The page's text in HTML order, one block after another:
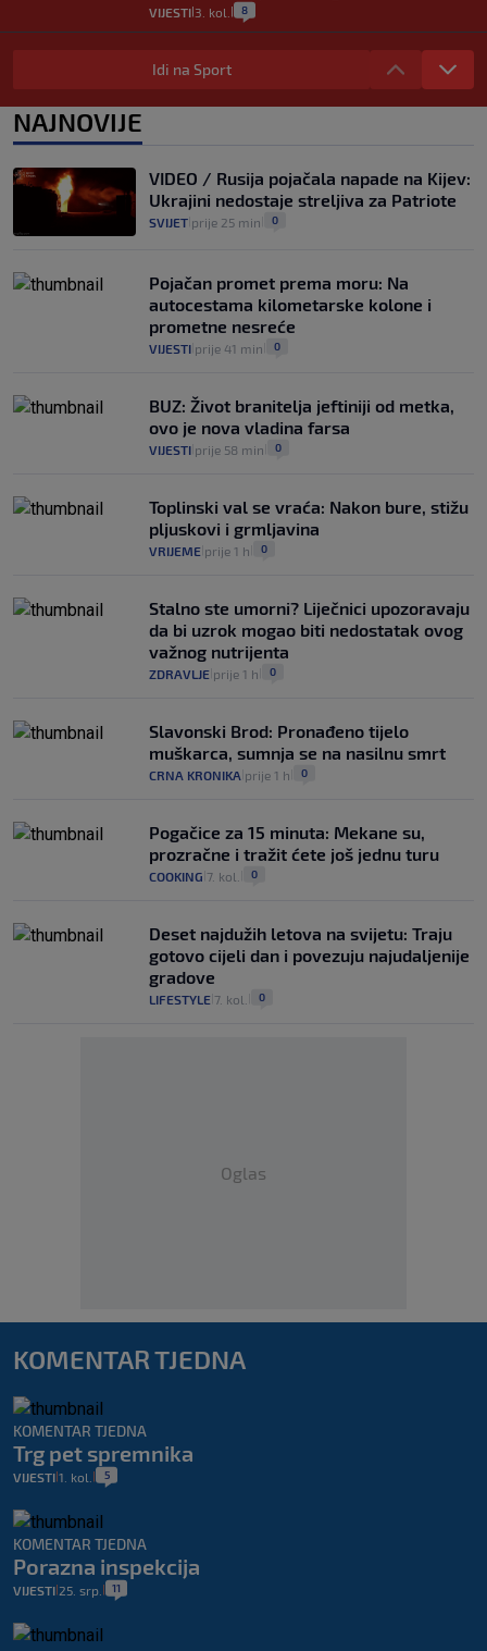
VIJESTI 3. kol. 8
Selidba je jedno od stresnijih iskustava.
Evo aktualnih cijena i nekoliko savjeta
VIJESTI 2. kol. 0
automobilom na Hvar iz Zagreba, a
koliko iz Osijeka
VIJESTI 2. kol. 14
Idi na Sport
NAJNOVIJE
VIDEO / Rusija pojačala napade na Kijev:
Ukrajini nedostaje streljiva za Patriote
SVIJET prije 25 min 0
Pojačan promet prema moru: Na
autocestama kilometarske kolone i
prometne nesreće
VIJESTI prije 41 min 0
BUZ: Život branitelja jeftiniji od metka,
ovo je nova vladina farsa
VIJESTI prije 58 min 0
Toplinski val se vraća: Nakon bure, stižu
pljuskovi i grmljavina
VRIJEME prije 1 h 0
Stalno ste umorni? Liječnici upozoravaju
da bi uzrok mogao biti nedostatak ovog
važnog nutrijenta
ZDRAVLJE prije 1 h 0
Slavonski Brod: Pronađeno tijelo
muškarca, sumnja se na nasilnu smrt
CRNA KRONIKA prije 1 h 0
Pogačice za 15 minuta: Mekane su,
prozračne i tražit ćete još jednu turu
COOKING 7. kol. 0
Deset najdužih letova na svijetu: Traju
gotovo cijeli dan i povezuju najudaljenije
gradove
LIFESTYLE 7. kol. 0
Oglas
KOMENTAR TJEDNA
KOMENTAR TJEDNA
Trg pet spremnika
VIJESTI 1. kol. 5
KOMENTAR TJEDNA
Porazna inspekcija
VIJESTI 25. srp. 11